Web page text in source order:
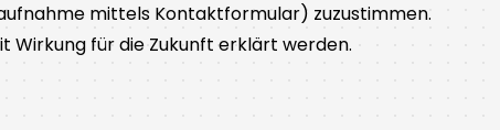
mittels Kontaktformular) zuzustimmen.
Wirkung für die Zukunft erklärt werden.